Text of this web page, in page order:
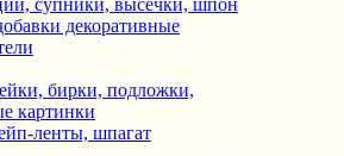
супники, высечки, шпон
декоративные
бирки, подложки,
картинки
ленты, шпагат